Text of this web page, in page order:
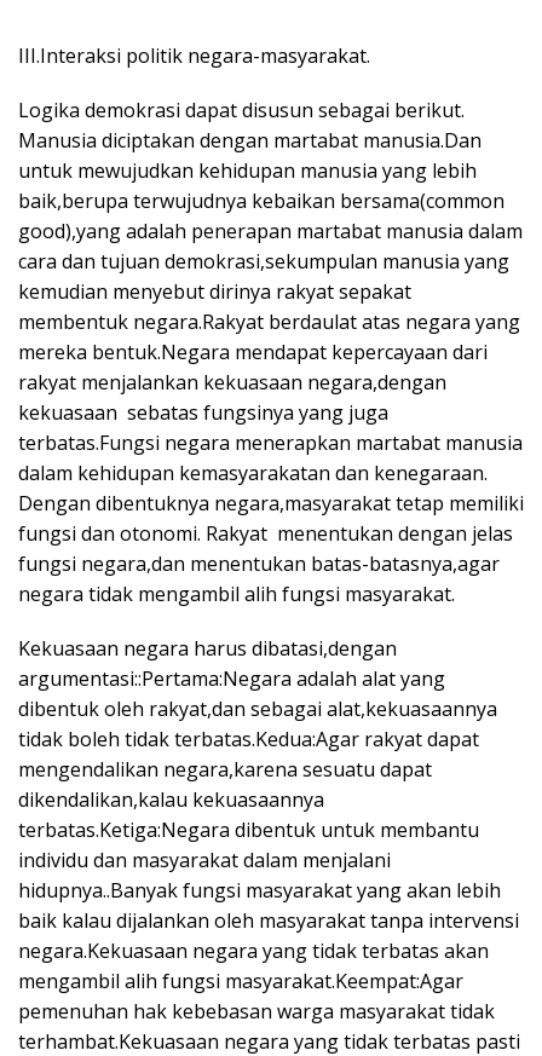
III.Interaksi politik negara-masyarakat.
Logika demokrasi dapat disusun sebagai berikut.
Manusia diciptakan dengan martabat manusia.Dan
untuk mewujudkan kehidupan manusia yang lebih
baik,berupa terwujudnya kebaikan bersama(common
good),yang adalah penerapan martabat manusia dalam
cara dan tujuan demokrasi,sekumpulan manusia yang
kemudian menyebut dirinya rakyat sepakat
membentuk negara.Rakyat berdaulat atas negara yang
mereka bentuk.Negara mendapat kepercayaan dari
rakyat menjalankan kekuasaan negara,dengan
kekuasaan sebatas fungsinya yang juga
terbatas.Fungsi negara menerapkan martabat manusia
dalam kehidupan kemasyarakatan dan kenegaraan.
Dengan dibentuknya negara,masyarakat tetap memiliki
fungsi dan otonomi. Rakyat menentukan dengan jelas
fungsi negara,dan menentukan batas-batasnya,agar
negara tidak mengambil alih fungsi masyarakat.
Kekuasaan negara harus dibatasi,dengan
argumentasi::Pertama:Negara adalah alat yang
dibentuk oleh rakyat,dan sebagai alat,kekuasaannya
tidak boleh tidak terbatas.Kedua:Agar rakyat dapat
mengendalikan negara,karena sesuatu dapat
dikendalikan,kalau kekuasaannya
terbatas.Ketiga:Negara dibentuk untuk membantu
individu dan masyarakat dalam menjalani
hidupnya..Banyak fungsi masyarakat yang akan lebih
baik kalau dijalankan oleh masyarakat tanpa intervensi
negara.Kekuasaan negara yang tidak terbatas akan
mengambil alih fungsi masyarakat.Keempat:Agar
pemenuhan hak kebebasan warga masyarakat tidak
terhambat.Kekuasaan negara yang tidak terbatas pasti